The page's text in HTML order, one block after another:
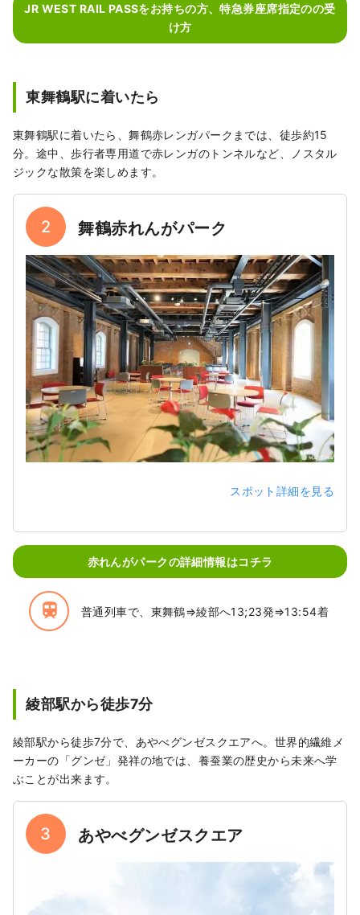
JR WEST RAIL PASSをお持ちの方、特急券座席指定のの受
け方
東舞鶴駅に着いたら
東舞鶴駅に着いたら、舞鶴赤レンガパークまでは、徒歩約15
分。途中、歩行者専用道で赤レンガのトンネルなど、ノスタル
ジックな散策を楽しめます。
2 舞鶴赤れんがパーク
スポット詳細を見る
赤れんがパークの詳細情報はコチラ
train 普通列車で、東舞鶴⇒綾部へ13;23発⇒13:54着
綾部駅から徒歩7分
綾部駅から徒歩7分で、あやべグンゼスクエアへ。世界的繊維メ
ーカーの「グンゼ」発祥の地では、養蚕業の歴史から未来へ学
ぶことが出来ます。
3 あやべグンゼスクエア